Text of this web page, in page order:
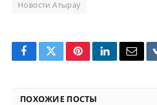
Новости Атырау
FacebookTwitterPinterestLinkedInEmail
ПОХОЖИЕ ПОСТЫ